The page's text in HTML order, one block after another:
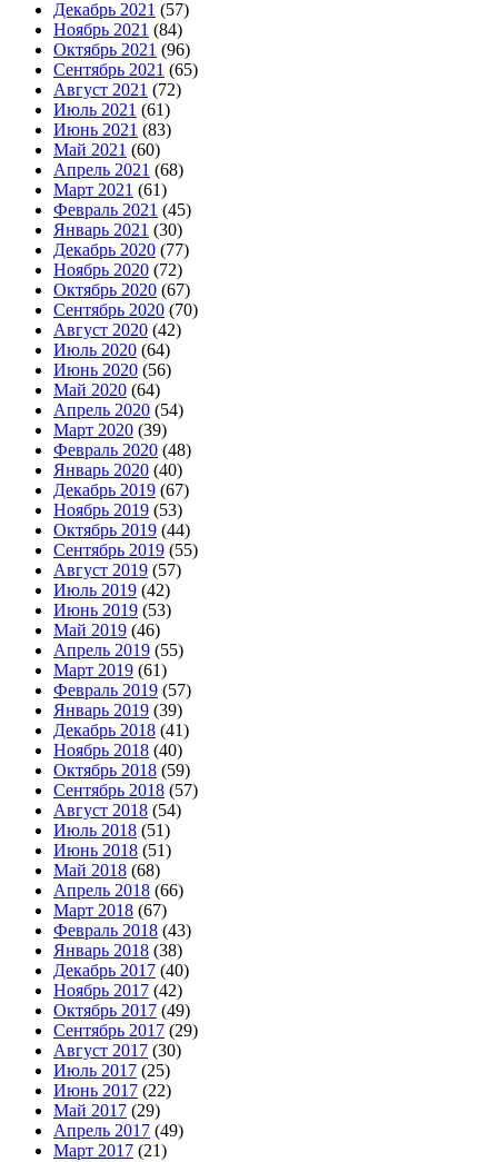
Декабрь 2021 (57)
Ноябрь 2021 (84)
Октябрь 2021 (96)
Сентябрь 2021 (65)
Август 2021 (72)
Июль 2021 (61)
Июнь 2021 (83)
Май 2021 (60)
Апрель 2021 (68)
Март 2021 (61)
Февраль 2021 (45)
Январь 2021 (30)
Декабрь 2020 (77)
Ноябрь 2020 (72)
Октябрь 2020 (67)
Сентябрь 2020 (70)
Август 2020 (42)
Июль 2020 (64)
Июнь 2020 (56)
Май 2020 (64)
Апрель 2020 (54)
Март 2020 (39)
Февраль 2020 (48)
Январь 2020 (40)
Декабрь 2019 (67)
Ноябрь 2019 (53)
Октябрь 2019 (44)
Сентябрь 2019 (55)
Август 2019 (57)
Июль 2019 (42)
Июнь 2019 (53)
Май 2019 (46)
Апрель 2019 (55)
Март 2019 (61)
Февраль 2019 (57)
Январь 2019 (39)
Декабрь 2018 (41)
Ноябрь 2018 (40)
Октябрь 2018 (59)
Сентябрь 2018 (57)
Август 2018 (54)
Июль 2018 (51)
Июнь 2018 (51)
Май 2018 (68)
Апрель 2018 (66)
Март 2018 (67)
Февраль 2018 (43)
Январь 2018 (38)
Декабрь 2017 (40)
Ноябрь 2017 (42)
Октябрь 2017 (49)
Сентябрь 2017 (29)
Август 2017 (30)
Июль 2017 (25)
Июнь 2017 (22)
Май 2017 (29)
Апрель 2017 (49)
Март 2017 (21)